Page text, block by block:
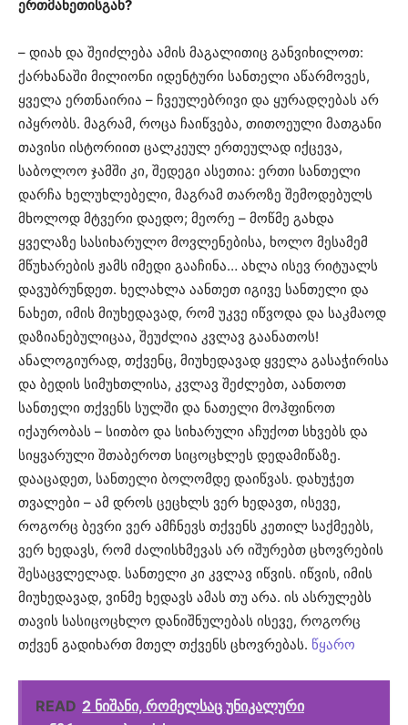
ერთმანეთისგან?
– დიახ და შეიძლება ამის მაგალითიც განვიხილოთ:
ქარხანაში მილიონი იდენტური სანთელი აწარმოვეს,
ყველა ერთნაირია – ჩვეულებრივი და ყურადღებას არ
იპყრობს. მაგრამ, როცა ჩაიწვება, თითოეული მათგანი
თავისი ისტორიით ცალკეულ ერთეულად იქცევა,
საბოლოო ჯამში კი, შედეგი ასეთია: ერთი სანთელი
დარჩა ხელუხლებელი, მაგრამ თაროზე შემოდებულს
მხოლოდ მტვერი დაედო; მეორე – მოწმე გახდა
ყველაზე სასიხარულო მოვლენებისა, ხოლო მესამემ
მწუხარების ჟამს იმედი გააჩინა… ახლა ისევ რიტუალს
დავუბრუნდეთ. ხელახლა აანთეთ იგივე სანთელი და
ნახეთ, იმის მიუხედავად, რომ უკვე იწვოდა და საკმაოდ
დაზიანებულიცაა, შეუძლია კვლავ გაანათოს!
ანალოგიურად, თქვენც, მიუხედავად ყველა გასაჭირისა
და ბედის სიმუხთლისა, კვლავ შეძლებთ, აანთოთ
სანთელი თქვენს სულში და ნათელი მოჰფინოთ
იქაურობას – სითბო და სიხარული აჩუქოთ სხვებს და
სიყვარული შთაბეროთ სიცოცხლეს დედამიწაზე.
დააცადეთ, სანთელი ბოლომდე დაიწვას. დახუჭეთ
თვალები – ამ დროს ცეცხლს ვერ ხედავთ, ისევე,
როგორც ბევრი ვერ ამჩნევს თქვენს კეთილ საქმეებს,
ვერ ხედავს, რომ ძალისხმევას არ იშურებთ ცხოვრების
შესაცვლელად. სანთელი კი კვლავ იწვის. იწვის, იმის
მიუხედავად, ვინმე ხედავს ამას თუ არა. ის ასრულებს
თავის სასიცოცხლო დანიშნულებას ისევე, როგორც
თქვენ გადიხართ მთელ თქვენს ცხოვრებას. წყარო
READ 2 ნიშანი, რომელსაც უნიკალური